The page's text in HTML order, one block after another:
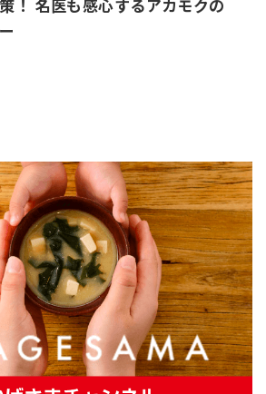
！ 名医も感心するアカモクの